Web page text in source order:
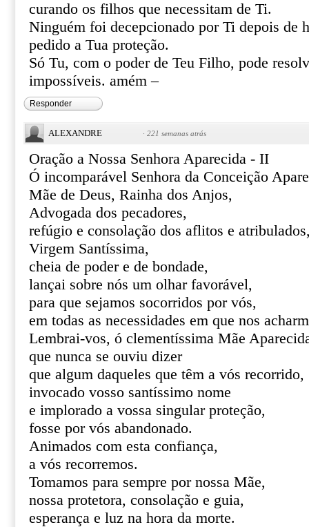
curando os filhos que necessitam de Ti.
Ninguém foi decepcionado por Ti depois de
pedido a Tua proteção.
Só Tu, com o poder de Teu Filho, pode
impossíveis. amém –
Responder
ALEXANDRE · 221 semanas atrás
Oração a Nossa Senhora Aparecida - II
Ó incomparável Senhora da Conceição
Mãe de Deus, Rainha dos Anjos,
Advogada dos pecadores,
refúgio e consolação dos aflitos e
Virgem Santíssima,
cheia de poder e de bondade,
lançai sobre nós um olhar favorável,
para que sejamos socorridos por vós,
em todas as necessidades em que nos
Lembrai-vos, ó clementíssima Mãe
que nunca se ouviu dizer
que algum daqueles que têm a vós recorrido,
invocado vosso santíssimo nome
e implorado a vossa singular proteção,
fosse por vós abandonado.
Animados com esta confiança,
a vós recorremos.
Tomamos para sempre por nossa Mãe,
nossa protetora, consolação e guia,
esperança e luz na hora da morte.